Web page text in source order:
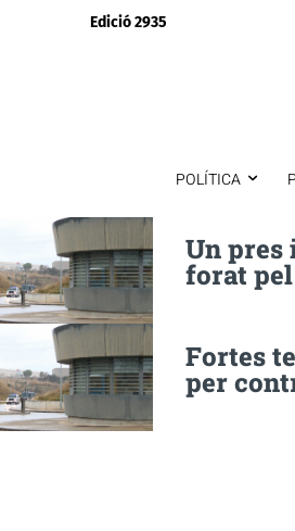
Edició 2935
POLÍTICA
Un pres
forat
Fortes
per